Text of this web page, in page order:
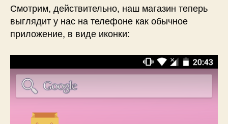
Смотрим, действительно, наш магазин теперь
выглядит у нас на телефоне как обычное
приложение, в виде иконки: